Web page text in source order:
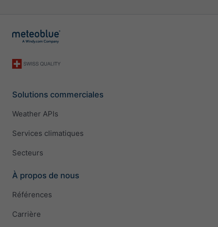
Solutions commerciales
Weather APIs
Services climatiques
Secteurs
À propos de nous
Références
Carrière